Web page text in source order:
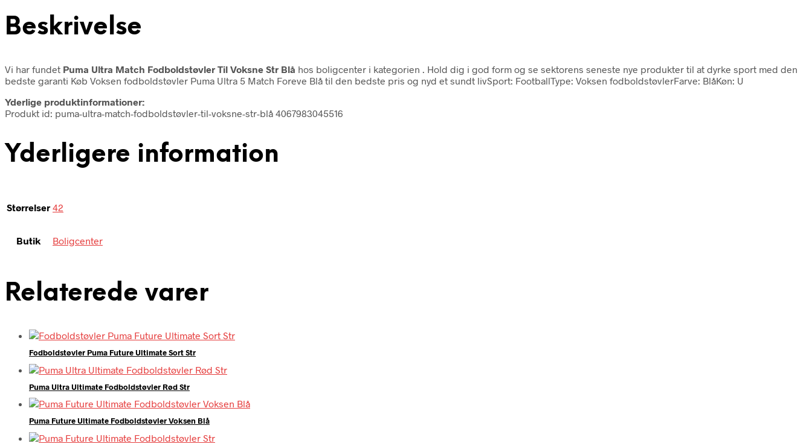
Beskrivelse
Vi har fundet Puma Ultra Match Fodboldstøvler Til Voksne Str Blå hos boligcenter i kategorien
. Hold dig i god form og se sektorens seneste nye produkter til at dyrke sport med den
bedste garanti Køb Voksen fodboldstøvler Puma Ultra 5 Match Foreve Blå til den bedste pris og nyd et sundt livSport: FootballType: Voksen fodboldstøvlerFarve: BlåKøn: U
Yderlige produktinformationer:
Produkt id: puma-ultra-match-fodboldstøvler-til-voksne-str-blå 4067983045516
Yderligere information
Størrelser 42
Butik Boligcenter
Relaterede varer
Fodboldstøvler Puma Future Ultimate Sort Str
Puma Ultra Ultimate Fodboldstøvler Rød Str
Puma Future Ultimate Fodboldstøvler Voksen Blå